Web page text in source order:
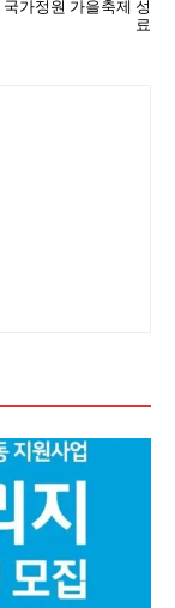
국가정원 가을축제 성
료